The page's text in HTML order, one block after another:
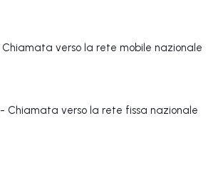
Chiamata verso la rete mobile nazionale
- Chiamata verso la rete fissa nazionale